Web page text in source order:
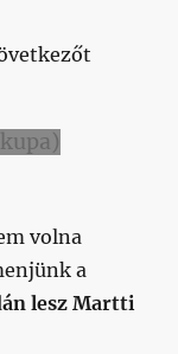
volna
a
lesz Martti